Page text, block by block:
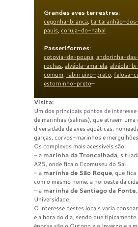
Grandes aves terrestres:
cegonha-branca, tartaranhão-
pauis, coruja-do-nabal
Passeriformes:
cotovia-de-poupa, andorinha-
rochas, alvéola-amarela, alvéola-
comum, rabirruivo-preto, felosa-
estorninho-preto–
Visita:
Um dos principais pontos de
de marinhas (salinas), que atraem uma
diversidade de aves aquáticas,
garças, corvos-marinhos e
Os complexos mais acessíveis são:
– a marinha da Troncalhada,
A25, onde fica o Ecomuseu do Sal
– a marinha de São Roque, que
com o mesmo nome, a noroeste da
– a marinha de Santiago da Fonte
Universidade
O interesse destes locais varia
e a hora do dia, sendo que tipicamente